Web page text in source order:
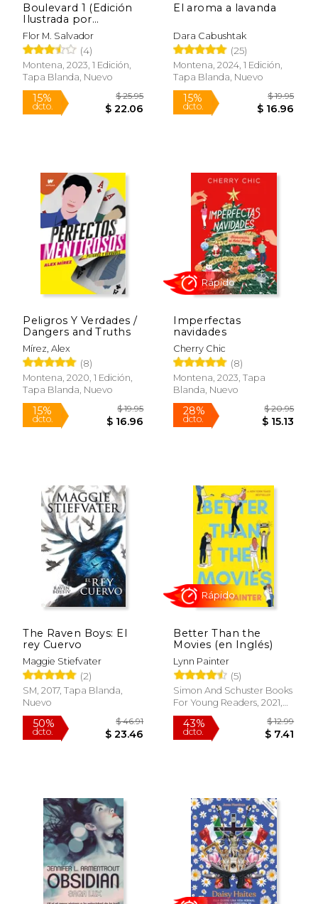
15%
dcto. $ 16.11
40%
dcto. $
Rápido
Boulevard 1 (Edición
Ilustrada por
Mmivens)
Flor M. Salvador
(4)
Montena, 2023, 1 Edición,
Tapa Blanda, Nuevo
dcto. $ 22.06
El aroma a lavanda
Dara Cabushtak
(25)
Montena, 2024, 1 Edición,
Tapa Blanda, Nuevo
dcto.
Peligros Y Verdades /
Dangers and Truths
Mírez, Alex
(8)
Montena, 2020, 1 Edición,
Tapa Blanda, Nuevo
Imperfectas
navidades
Cherry Chic
(8)
Montena, 2023, Tapa
Blanda, Nuevo
The Raven Boys: El
rey Cuervo
Maggie Stiefvater
(2)
SM, 2017, Tapa Blanda,
Nuevo
Better Than the
Movies (en Inglés)
Lynn Painter
(5)
Simon And Schuster Books
For Young Readers, 2021,
Tapa Blanda, Nuevo